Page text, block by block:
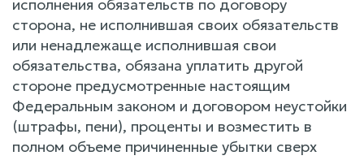
исполнения обязательств по договору
сторона, не исполнившая своих обязательств
или ненадлежаще исполнившая свои
обязательства, обязана уплатить другой
стороне предусмотренные настоящим
Федеральным законом и договором неустойки
(штрафы, пени), проценты и возместить в
полном объеме причиненные убытки сверх